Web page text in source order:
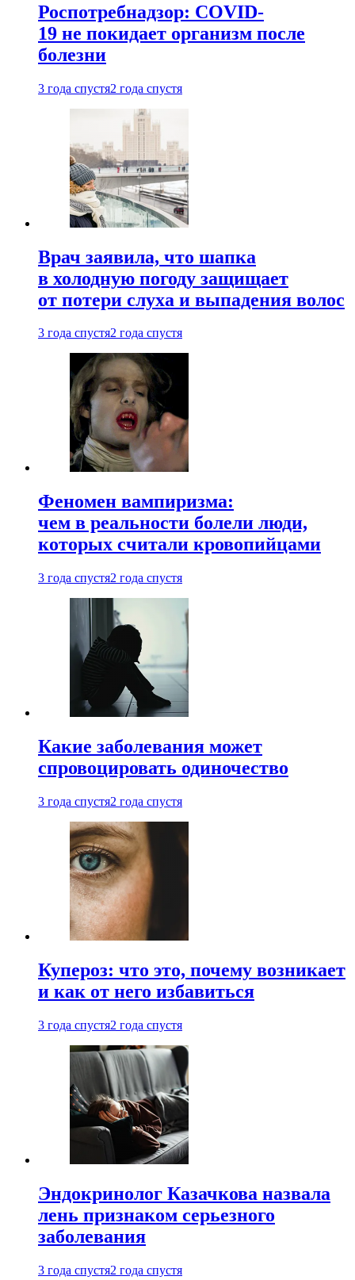
Роспотребнадзор: COVID-
19 не покидает организм после
болезни
3 года спустя2 года спустя
Врач заявила, что шапка
в холодную погоду защищает
от потери слуха и выпадения волос
3 года спустя2 года спустя
Феномен вампиризма:
чем в реальности болели люди,
которых считали кровопийцами
3 года спустя2 года спустя
Какие заболевания может
спровоцировать одиночество
3 года спустя2 года спустя
Купероз: что это, почему возникает
и как от него избавиться
3 года спустя2 года спустя
Эндокринолог Казачкова назвала
лень признаком серьезного
заболевания
3 года спустя2 года спустя